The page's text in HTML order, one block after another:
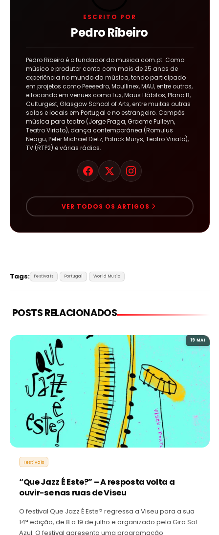
ESCRITO POR
Pedro Ribeiro
Pedro Ribeiro é o fundador do musica.com.pt. Como
músico e produtor conta com mais de 25 anos de
experiência no mundo da música, tendo participado
em projetos como Peeeedro, Moullinex, MAU, entre outros,
e tocando em venues como Lux, Maus Hábitos, Plano B,
Culturgest, Glasgow School of Arts, entre muitas outras
salas e locais em Portugal e no estrangeiro. Compôs
música para teatro (Jorge Fraga, Graeme Pulleyn,
Teatro Viriato), dança contemporânea (Romulus
Neagu, Peter Michael Dietz, Patrick Murys, Teatro Viriato),
TV (RTP2) e várias rádios.
VER TODOS OS ARTIGOS
Tags: Festivais Portugal World Music
POSTS RELACIONADOS
19 MAI
Festivais
“Que Jazz É Este?” – A resposta volta a
ouvir-se nas ruas de Viseu
O festival Que Jazz É Este? regressa a Viseu para a sua
14ª edição, de 8 a 19 de julho e organizado pela Gira Sol
Azul. O festival apresenta uma programação